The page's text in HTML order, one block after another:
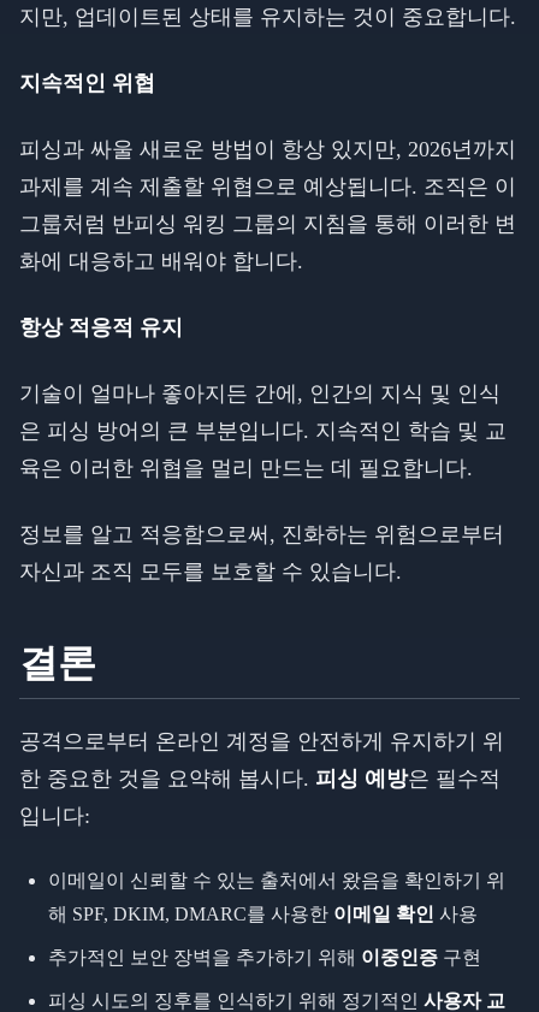
지만, 업데이트된 상태를 유지하는 것이 중요합니다.
지속적인 위협
피싱과 싸울 새로운 방법이 항상 있지만, 2026년까지
과제를 계속 제출할 위협으로 예상됩니다. 조직은 이
그룹처럼 반피싱 워킹 그룹의 지침을 통해 이러한 변
화에 대응하고 배워야 합니다.
항상 적응적 유지
기술이 얼마나 좋아지든 간에, 인간의 지식 및 인식
은 피싱 방어의 큰 부분입니다. 지속적인 학습 및 교
육은 이러한 위협을 멀리 만드는 데 필요합니다.
정보를 알고 적응함으로써, 진화하는 위험으로부터
자신과 조직 모두를 보호할 수 있습니다.
결론
공격으로부터 온라인 계정을 안전하게 유지하기 위
한 중요한 것을 요약해 봅시다. 피싱 예방은 필수적
입니다:
이메일이 신뢰할 수 있는 출처에서 왔음을 확인하기 위
해 SPF, DKIM, DMARC를 사용한 이메일 확인 사용
추가적인 보안 장벽을 추가하기 위해 이중인증 구현
피싱 시도의 징후를 인식하기 위해 정기적인 사용자 교